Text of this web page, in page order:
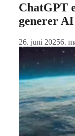
ChatGPT
generer
26. juni 20256.